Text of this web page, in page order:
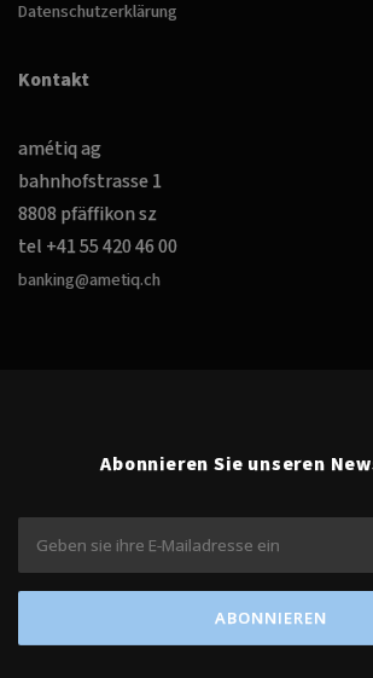
Datenschutzerklärung
Kontakt
amétiq ag
bahnhofstrasse 1
8808 pfäffikon sz
tel +41 55 420 46 00
banking@ametiq.ch
Abonnieren Sie unseren